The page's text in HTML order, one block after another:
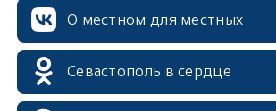
О местном для местных
Севастополь в сердце